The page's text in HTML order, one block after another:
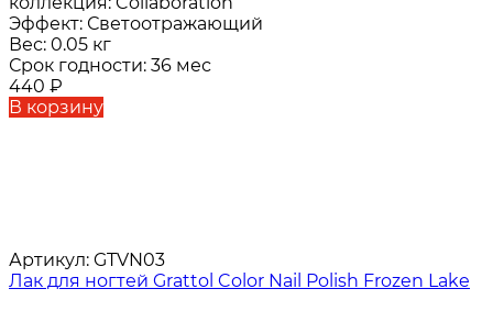
Эффект: Светоотражающий
Вес: 0.05 кг
Срок годности: 36 мес
440 ₽
В корзину
Артикул: GTVN03
Лак для ногтей Grattol Color Nail Polish Frozen Lake